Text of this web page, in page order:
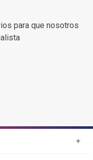
para que nosotros